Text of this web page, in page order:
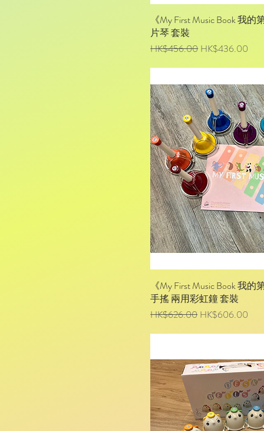
《My First Music Book 我
片琴 套裝
一般價格
HK$456.00 促銷價格
HK$436.00
《My First Music Book 我
手搖 兩用彩虹鐘 套裝
一般價格
HK$626.00 促銷價格
HK$606.00